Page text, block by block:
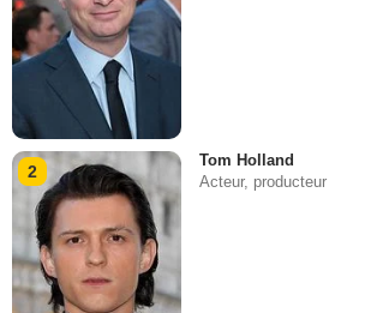
2
Tom Holland
Acteur, producteur